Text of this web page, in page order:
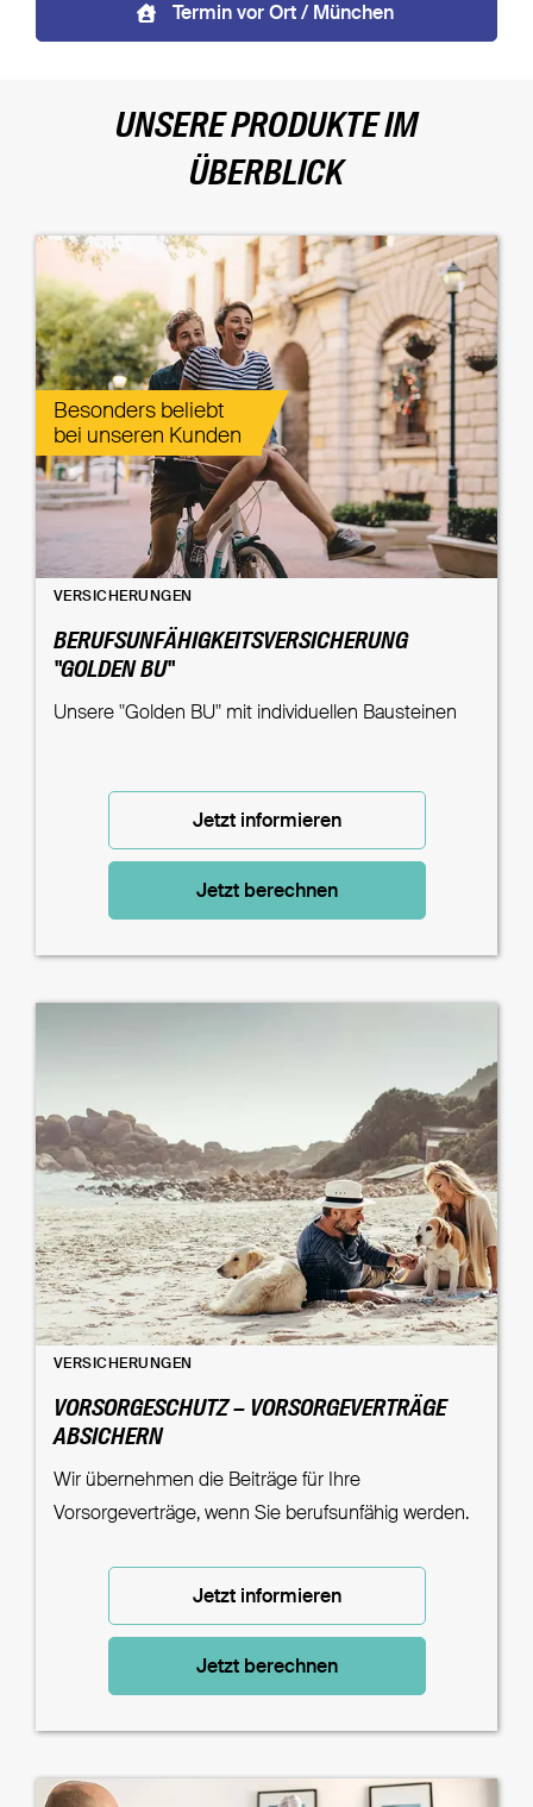
Termin vor Ort / München
UNSERE PRODUKTE IM
ÜBERBLICK
Besonders beliebt
bei unseren Kunden
VERSICHERUNGEN
BERUFSUNFÄHIGKEITSVERSICHERUNG
"GOLDEN BU"
Unsere "Golden BU" mit individuellen Bausteinen
Jetzt informieren
Jetzt berechnen
VERSICHERUNGEN
VORSORGESCHUTZ – VORSORGEVERTRÄGE
ABSICHERN
Wir übernehmen die Beiträge für Ihre
Vorsorgeverträge, wenn Sie berufsunfähig werden.
Jetzt informieren
Jetzt berechnen